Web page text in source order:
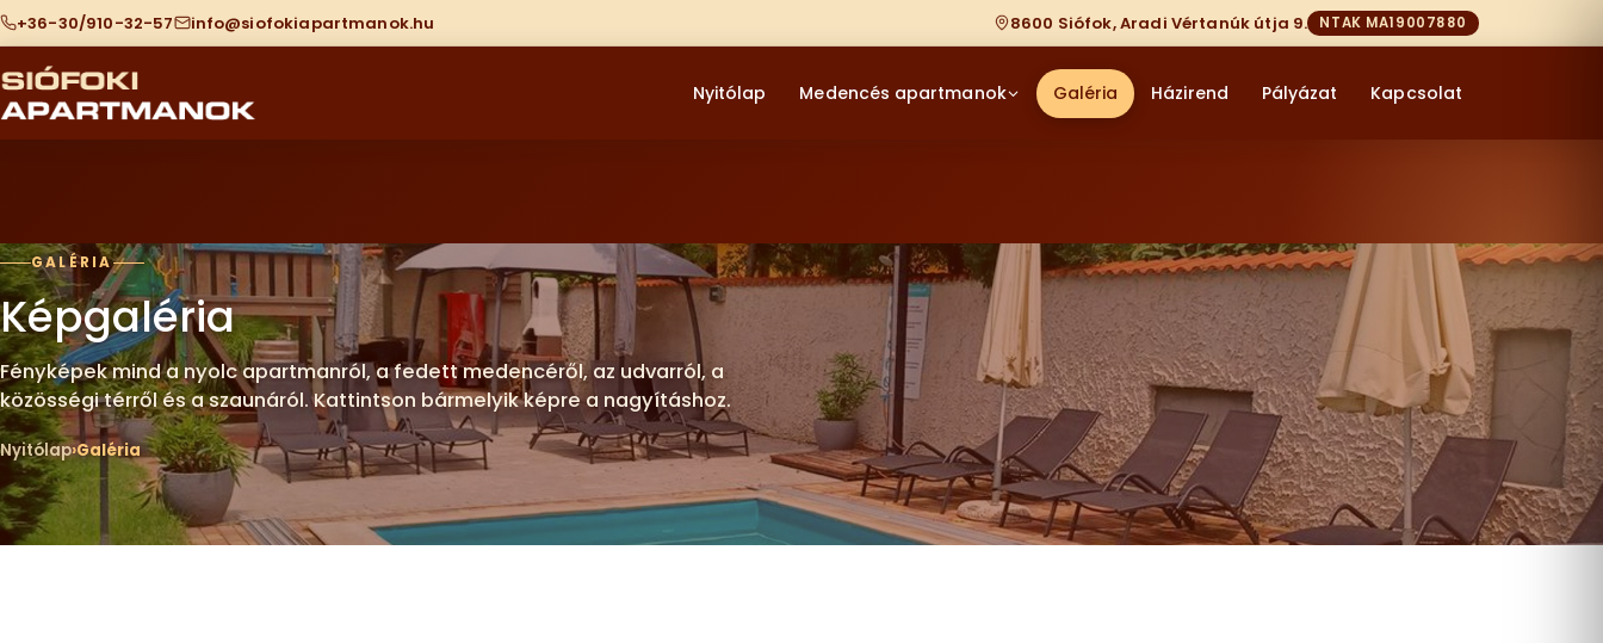
+36-30/910-32-57 info@siofokiapartmanok.hu 8600 Siófok, Aradi Vértanúk útja 9. NTAK MA19007880
Nyitólap Medencés apartmanok Galéria Házirend Pályázat Kapcsolat
GALÉRIA
Képgaléria
Fényképek mind a nyolc apartmanról, a fedett medencéről, az udvarról, a
közösségi térről és a szaunáról. Kattintson bármelyik képre a nagyításhoz.
Nyitólap Galéria